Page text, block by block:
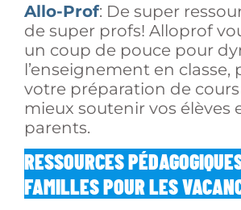
Allo-Prof: De super
de super profs! Alloprof
un coup de pouce pour
l’enseignement en classe,
votre préparation de
mieux soutenir vos élèves
parents.
RESSOURCES
FAMILLES POUR LES